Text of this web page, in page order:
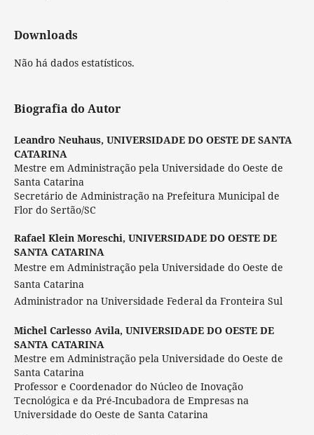
Downloads
Não há dados estatísticos.
Biografia do Autor
Leandro Neuhaus, UNIVERSIDADE DO OESTE DE SANTA
CATARINA
Mestre em Administração pela Universidade do Oeste de
Santa Catarina
Secretário de Administração na Prefeitura Municipal de
Flor do Sertão/SC
Rafael Klein Moreschi, UNIVERSIDADE DO OESTE DE
SANTA CATARINA
Mestre em Administração pela Universidade do Oeste de
Santa Catarina
Administrador na Universidade Federal da Fronteira Sul
Michel Carlesso Avila, UNIVERSIDADE DO OESTE DE
SANTA CATARINA
Mestre em Administração pela Universidade do Oeste de
Santa Catarina
Professor e Coordenador do Núcleo de Inovação
Tecnológica e da Pré-Incubadora de Empresas na
Universidade do Oeste de Santa Catarina